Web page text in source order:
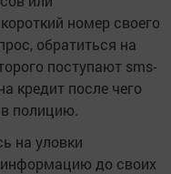
номер своего
обратиться на
поступают sms-
кредит после чего
полицию.
на уловки
до своих